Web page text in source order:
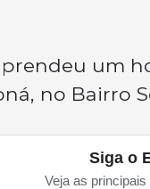
um
no Bairro
Siga o
Veja as